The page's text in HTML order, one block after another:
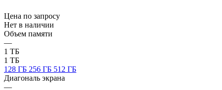
Цена по запросу
Нет в наличии
Объем памяти
—
1 ТБ
1 ТБ
128 ГБ 256 ГБ 512 ГБ
Диагональ экрана
—